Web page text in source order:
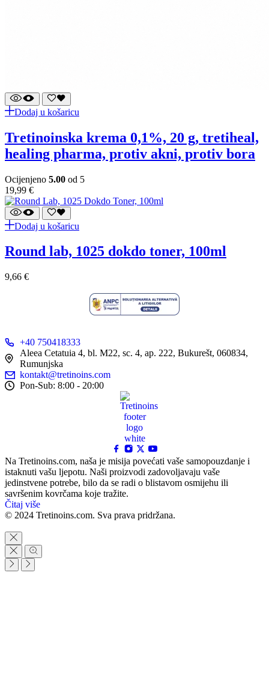
Dodaj u košaricu
tretinoinska krema 0,1%, 20 g, tretiheal,
healing pharma, protiv akni, protiv bora
Ocijenjeno 5.00 od 5
19,99 €
Dodaj u košaricu
round lab, 1025 dokdo toner, 100ml
9,66 €
+40 750418333
Aleea Cetatuia 4, bl. M22, sc. 4, ap. 222, Bukurešt, 060834,
Rumunjska
kontakt@tretinoins.com
Pon-Sub: 8:00 - 20:00
Na Tretinoins.com, naša je misija povećati vaše samopouzdanje i
istaknuti vašu ljepotu. Naši proizvodi zadovoljavaju vaše
jedinstvene potrebe, bilo da se radi o blistavom osmijehu ili
savršenim kovrčama koje tražite.
Čitaj više
© 2024 Tretinoins.com. Sva prava pridržana.